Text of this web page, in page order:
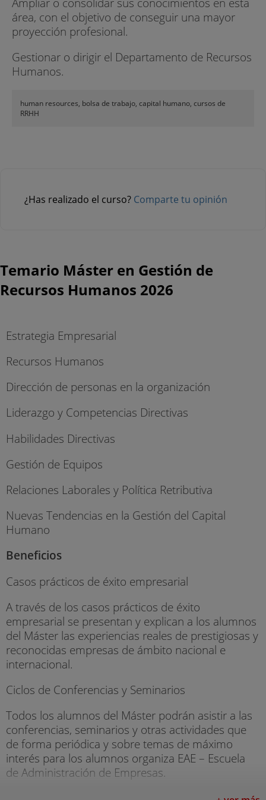
área, con el objetivo de conseguir una mayor
proyección profesional.
Gestionar o dirigir el Departamento de Recursos
Humanos.
human resources, bolsa de trabajo, capital humano, cursos de
RRHH
¿Has realizado el curso? Comparte tu opinión
Temario Máster en Gestión de
Recursos Humanos 2026
Estrategia Empresarial
Recursos Humanos
Dirección de personas en la organización
Liderazgo y Competencias Directivas
Habilidades Directivas
Gestión de Equipos
Relaciones Laborales y Política Retributiva
Nuevas Tendencias en la Gestión del Capital
Humano
Beneficios
Casos prácticos de éxito empresarial
A través de los casos prácticos de éxito
empresarial se presentan y explican a los alumnos
del Máster las experiencias reales de prestigiosas y
reconocidas empresas de ámbito nacional e
internacional.
Ciclos de Conferencias y Seminarios
Todos los alumnos del Máster podrán asistir a las
conferencias, seminarios y otras actividades que
de forma periódica y sobre temas de máximo
interés para los alumnos organiza EAE – Escuela
de Administración de Empresas.